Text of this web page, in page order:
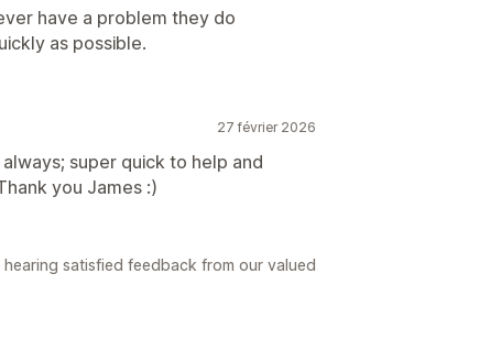
have a problem they do
as possible.
27 février 2026
super quick to help and
you James :)
satisfied feedback from our valued